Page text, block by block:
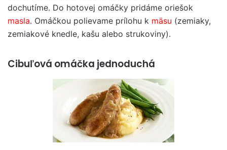
dochutíme. Do hotovej omáčky pridáme oriešok
masla. Omáčkou polievame prílohu k mäsu (zemiaky,
zemiakové knedle, kašu alebo strukoviny).
Cibuľová omáčka jednoduchá